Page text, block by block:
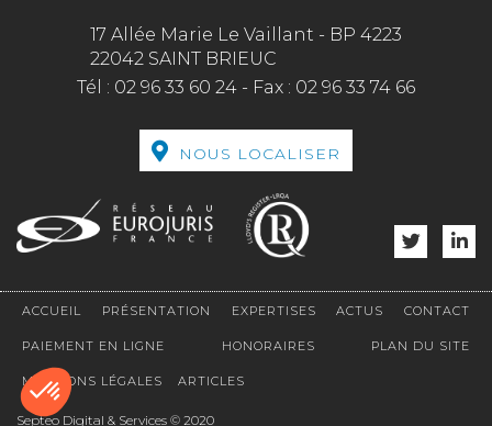
17 Allée Marie Le Vaillant - BP 4223
22042 SAINT BRIEUC
Tél : 02 96 33 60 24 - Fax : 02 96 33 74 66
NOUS LOCALISER
ACCUEIL PRÉSENTATION EXPERTISES ACTUS CONTACT
PAIEMENT EN LIGNE HONORAIRES PLAN DU SITE
MENTIONS LÉGALES ARTICLES
Septeo Digital & Services © 2020